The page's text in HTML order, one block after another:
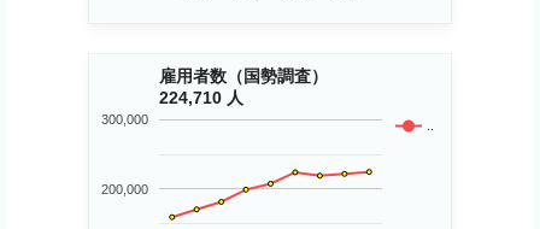
雇用者数（国勢調査）
224,710 人
..
200,000
300,000